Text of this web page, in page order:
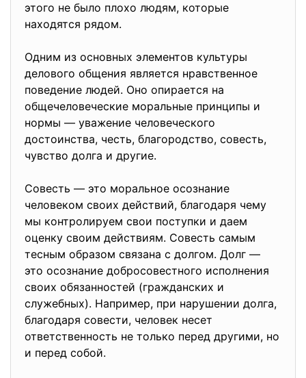
этого не было плохо людям, которые
находятся рядом.
Одним из основных элементов культуры
делового общения является нравственное
поведение людей. Оно опирается на
общечеловеческие моральные принципы и
нормы — уважение человеческого
достоинства, честь, благородство, совесть,
чувство долга и другие.
Совесть — это моральное осознание
человеком своих действий, благодаря чему
мы контролируем свои поступки и даем
оценку своим действиям. Совесть самым
тесным образом связана с долгом. Долг —
это осознание добросовестного исполнения
своих обязанностей (гражданских и
служебных). Например, при нарушении долга,
благодаря совести, человек несет
ответственность не только перед другими, но
и перед собой.